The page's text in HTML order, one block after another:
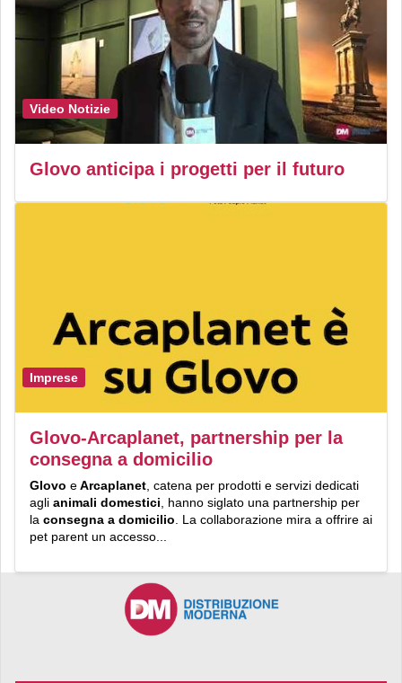
Video Notizie
Glovo anticipa i progetti per il futuro
Imprese
Glovo-Arcaplanet, partnership per la
consegna a domicilio
Glovo eArcaplanet , catena per prodotti e servizi dedicati
agli animali domestici , hanno siglato una partnership per
la consegna a domicilio . La collaborazione mira a offrire ai
pet parent un accesso...